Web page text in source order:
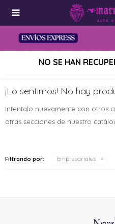

NO SE HAN
¡Lo sentimos! No hay
Inténtalo nuevamente con otros
otras secciones de nuestro
Filtrando por: Empresariales